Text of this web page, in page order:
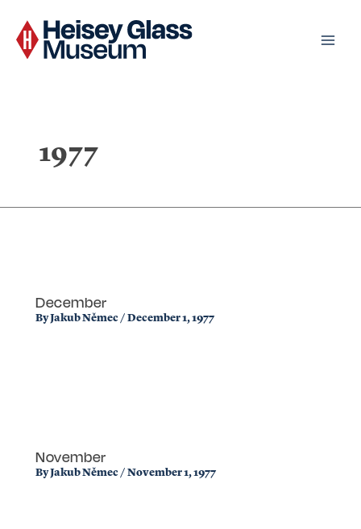
content
1977
December
ByJakub Němec / December 1, 1977
November
ByJakub Němec / November 1, 1977